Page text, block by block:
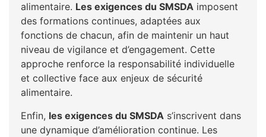
alimentaire. Les exigences du SMSDA imposent
des formations continues, adaptées aux
fonctions de chacun, afin de maintenir un haut
niveau de vigilance et d’engagement. Cette
approche renforce la responsabilité individuelle
et collective face aux enjeux de sécurité
alimentaire.
Enfin, les exigences du SMSDA s’inscrivent dans
une dynamique d’amélioration continue. Les